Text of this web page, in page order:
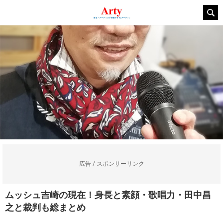
広告 / スポンサーリンク
ムッシュ吉崎の現在！身長と素顔・歌唱力・田中昌
之と裁判も総まとめ